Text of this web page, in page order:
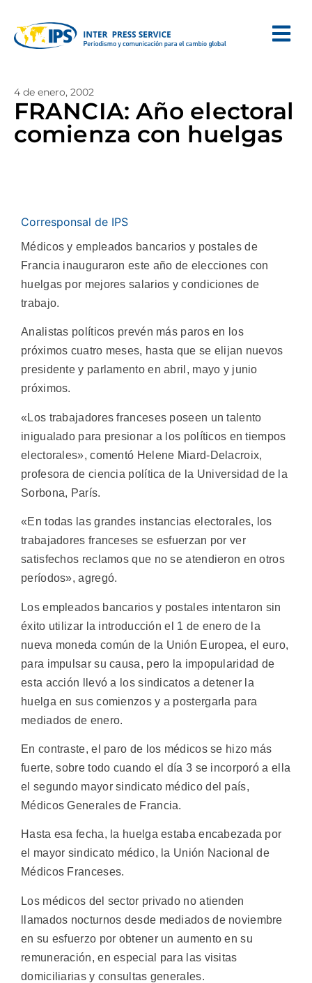
4 de enero, 2002
FRANCIA: Año electoral
comienza con huelgas
Corresponsal de IPS
Médicos y empleados bancarios y postales de
Francia inauguraron este año de elecciones con
huelgas por mejores salarios y condiciones de
trabajo.
Analistas políticos prevén más paros en los
próximos cuatro meses, hasta que se elijan nuevos
presidente y parlamento en abril, mayo y junio
próximos.
«Los trabajadores franceses poseen un talento
inigualado para presionar a los políticos en tiempos
electorales», comentó Helene Miard-Delacroix,
profesora de ciencia política de la Universidad de la
Sorbona, París.
«En todas las grandes instancias electorales, los
trabajadores franceses se esfuerzan por ver
satisfechos reclamos que no se atendieron en otros
períodos», agregó.
Los empleados bancarios y postales intentaron sin
éxito utilizar la introducción el 1 de enero de la
nueva moneda común de la Unión Europea, el euro,
para impulsar su causa, pero la impopularidad de
esta acción llevó a los sindicatos a detener la
huelga en sus comienzos y a postergarla para
mediados de enero.
En contraste, el paro de los médicos se hizo más
fuerte, sobre todo cuando el día 3 se incorporó a ella
el segundo mayor sindicato médico del país,
Médicos Generales de Francia.
Hasta esa fecha, la huelga estaba encabezada por
el mayor sindicato médico, la Unión Nacional de
Médicos Franceses.
Los médicos del sector privado no atienden
llamados nocturnos desde mediados de noviembre
en su esfuerzo por obtener un aumento en su
remuneración, en especial para las visitas
domiciliarias y consultas generales.